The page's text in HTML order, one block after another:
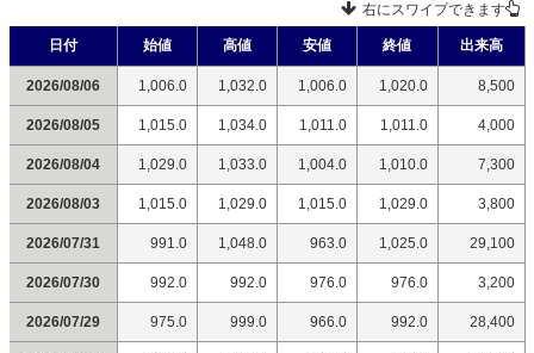
右にスワイプできます
日付 始値 高値 安値 終値 出来高
2026/08/06 1,006.0 1,032.0 1,006.0 1,020.0 8,500
2026/08/05 1,015.0 1,034.0 1,011.0 1,011.0 4,000
2026/08/04 1,029.0 1,033.0 1,004.0 1,010.0 7,300
2026/08/03 1,015.0 1,029.0 1,015.0 1,029.0 3,800
2026/07/31 991.0 1,048.0 963.0 1,025.0 29,100
2026/07/30 992.0 992.0 976.0 976.0 3,200
2026/07/29 975.0 999.0 966.0 992.0 28,400